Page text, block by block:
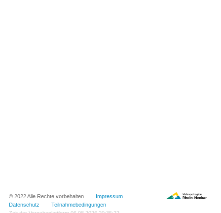
© 2022 Alle Rechte vorbehalten Impressum
Datenschutz
Teilnahmebedingungen